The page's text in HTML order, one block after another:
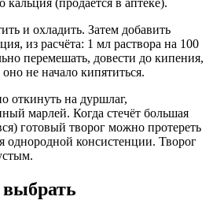
кальция (продается в аптеке).
и охладить. Затем добавить
из расчёта: 1 мл раствора на 100
перемешать, довести до кипения,
не начало кипятиться.
откинуть на дуршлаг,
марлей. Когда стечёт большая
готовый творог можно протереть
однородной консистенции. Творог